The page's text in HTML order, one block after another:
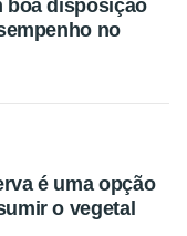
boa disposição
no
é uma opção
o vegetal